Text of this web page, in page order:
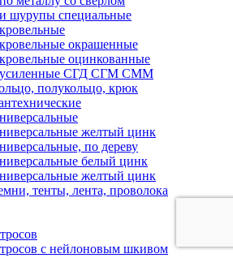
шурупы специальные
окрашенные
оцинкованные
усиленные СГД СГМ СММ
полукольцо, крюк
желтый цинк
по дереву
белый цинк
желтый цинк
тенты, лента, проволока
с нейлоновым шкивом